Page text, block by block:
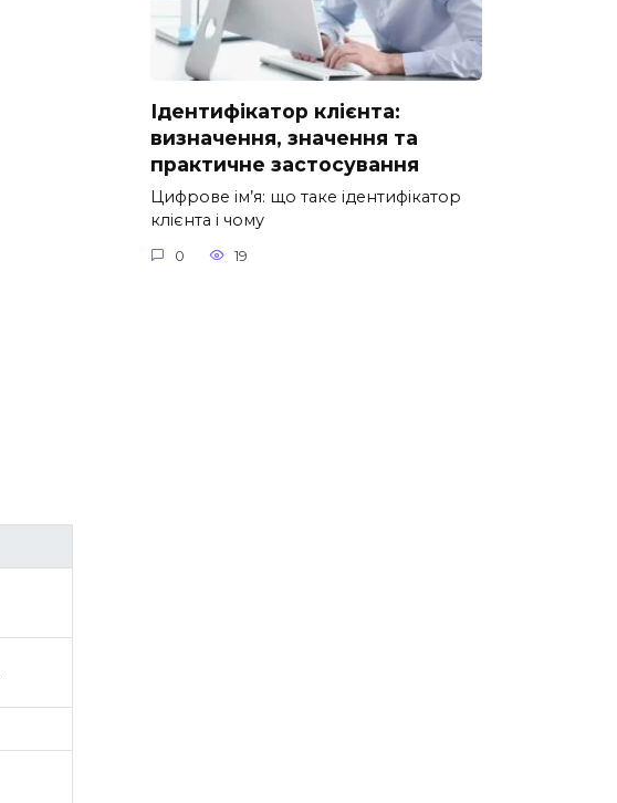
Ідентифікатор клієнта:
визначення, значення та
практичне застосування
Цифрове ім’я: що таке ідентифікатор
клієнта і чому
0 19